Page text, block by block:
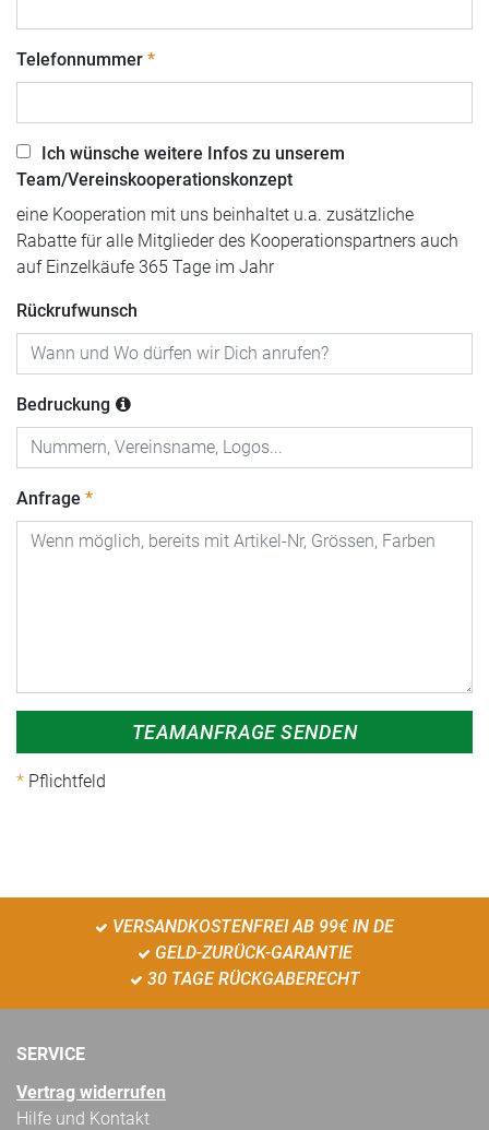
Telefonnummer
Ich wünsche weitere Infos zu unserem
Team/Vereinskooperationskonzept
eine Kooperation mit uns beinhaltet u.a. zusätzliche
Rabatte für alle Mitglieder des Kooperationspartners auch
auf Einzelkäufe 365 Tage im Jahr
Rückrufwunsch
Bedruckung
Anfrage
TEAMANFRAGE SENDEN
Pflichtfeld
VERSANDKOSTENFREI AB 99€ IN DE
GELD-ZURÜCK-GARANTIE
30 TAGE RÜCKGABERECHT
SERVICE
Vertrag widerrufen
Hilfe und Kontakt